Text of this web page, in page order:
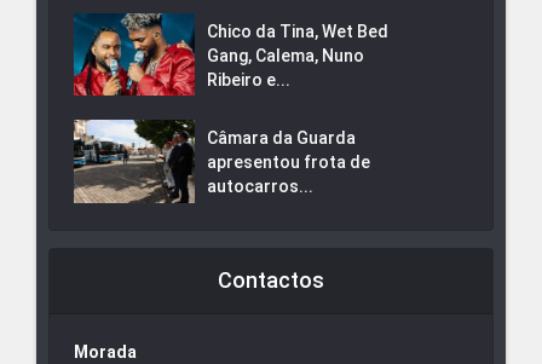
Chico da Tina, Wet Bed
Gang, Calema, Nuno
Ribeiro e...
Câmara da Guarda
apresentou frota de
autocarros...
Contactos
Morada